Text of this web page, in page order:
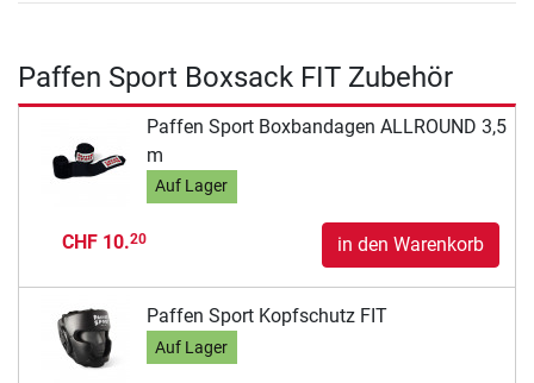
Paffen Sport Boxsack FIT Zubehör
Paffen Sport Boxbandagen ALLROUND 3,5
m
Auf Lager
CHF 10.20 in den Warenkorb
Paffen Sport Kopfschutz FIT
Auf Lager